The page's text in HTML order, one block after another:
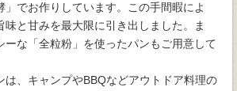
」でお作りしています。この手間暇によ
味と甘みを最大限に引き出しました。ま
ーな「全粒粉」を使ったパンもご用意して
は、キャンプやBBQなどアウトドア料理の